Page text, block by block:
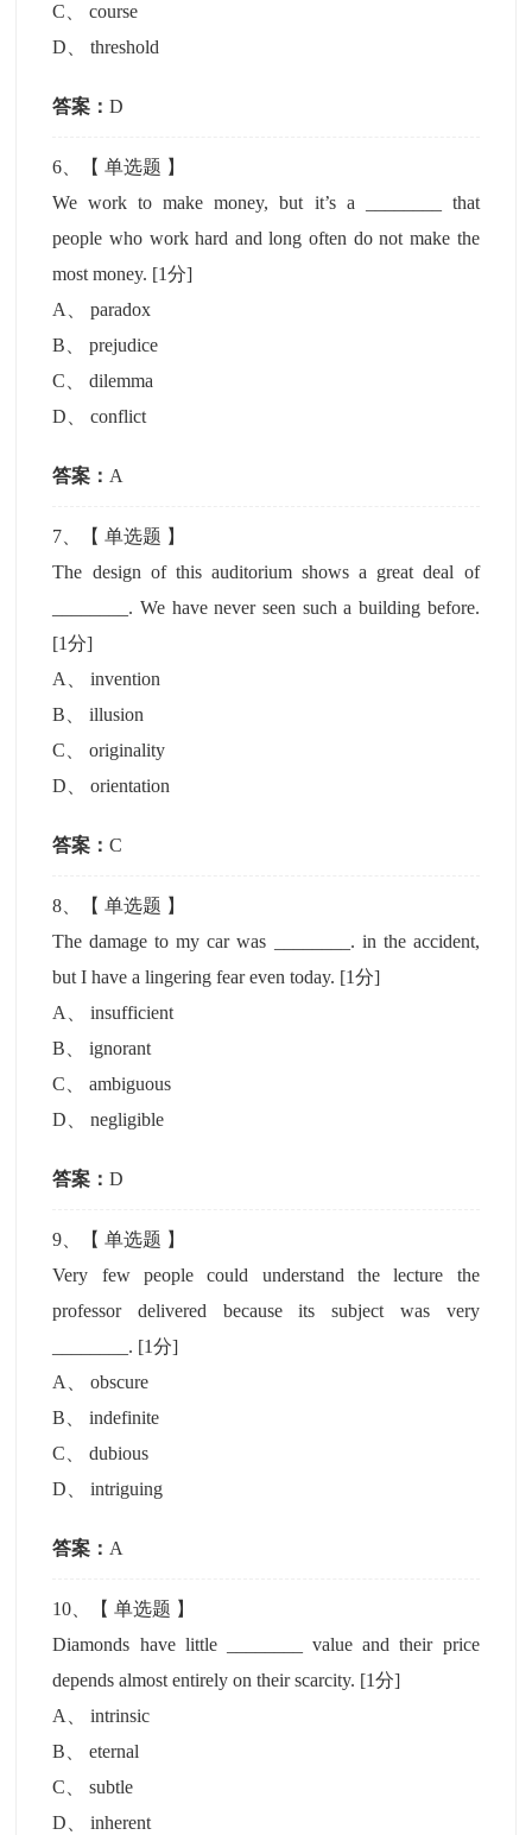
C 、course
D 、threshold
答案：D
6 、【单选题 】
We work to make money, but it’s a ________ that
people who work hard and long often do not make the
most money. [1分]
A
、paradox
B 、prejudice
C 、dilemma
D 、conflict
答案： A
7 、【单选题 】
The design of this auditorium shows a great deal of
________. We have never seen such a building before.
[1分]
A
、invention
B 、illusion
C 、originality
D 、orientation
答案：C
8 、【单选题 】
The damage to my car was ________. in the accident,
but I have a lingering fear even today. [1分]
A
、insufficient
B 、ignorant
C 、ambiguous
D 、negligible
答案：D
9 、【单选题 】
Very few people could understand the lecture the
professor delivered because its subject was very
________. [1分]
A
、obscure
B 、indefinite
C 、dubious
D 、intriguing
答案： A
10 、【单选题 】
Diamonds have little ________ value and their price
depends almost entirely on their scarcity. [1分]
A
、intrinsic
B 、eternal
C 、subtle
D 、inherent